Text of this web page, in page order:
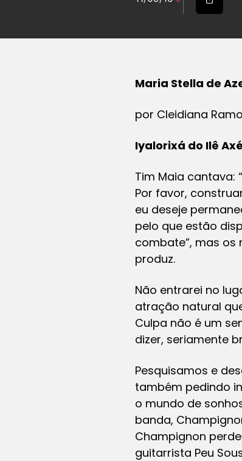
Maria Stella de
por Cleidiana
Iyalorixá do Ilê
Tim Maia cantava:
Por favor,
eu deseje
pelo que estão
combate”, mas
produz.
Não entrarei no
atração natural
Culpa não é um
dizer, seriamente
Pesquisamos e
também pedindo
o mundo de
banda,
Champignon
guitarrista Peu